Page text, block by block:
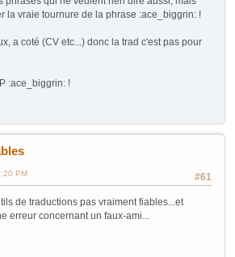
la vraie tournure de la phrase :ace_biggrin: !
a coté (CV etc...) donc la trad c'est pas pour
:ace_biggrin: !
#61
PM
de traductions pas vraiment fiables...et
erreur concernant un faux-ami...